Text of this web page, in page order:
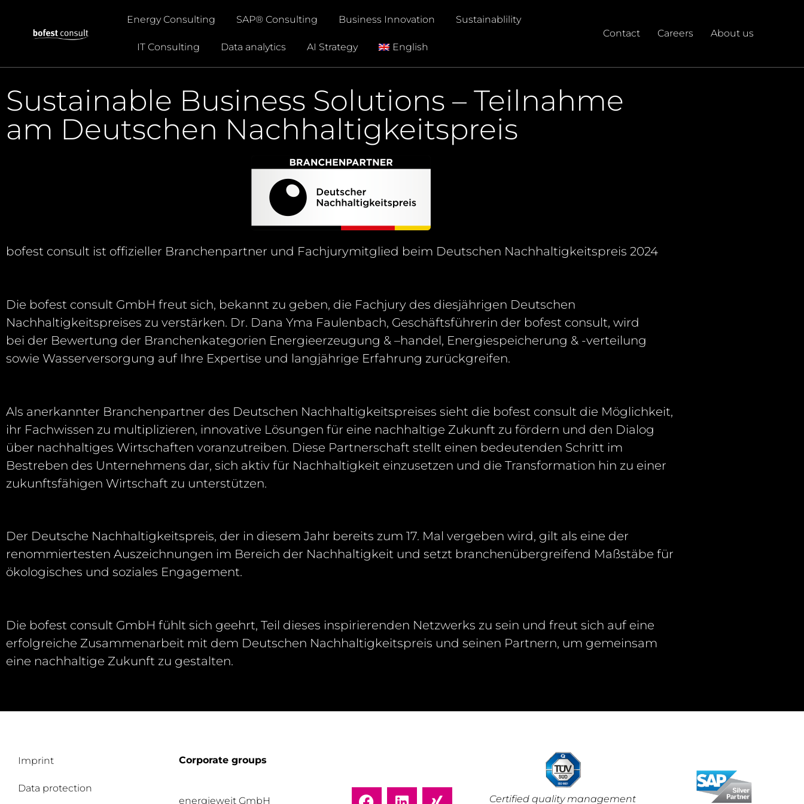
Energy Consulting SAP® Consulting Business Innovation Sustainablility
IT Consulting Data analytics AI Strategy English
Contact Careers About us
Sustainable Business Solutions – Teilnahme
am Deutschen Nachhaltigkeitspreis
bofest consult ist offizieller Branchenpartner und Fachjurymitglied beim Deutschen Nachhaltigkeitspreis 2024
Die bofest consult GmbH freut sich, bekannt zu geben, die Fachjury des diesjährigen Deutschen
Nachhaltigkeitspreises zu verstärken. Dr. Dana Yma Faulenbach, Geschäftsführerin der bofest consult, wird
bei der Bewertung der Branchenkategorien Energieerzeugung & –handel, Energiespeicherung & -verteilung
sowie Wasserversorgung auf Ihre Expertise und langjährige Erfahrung zurückgreifen.
Als anerkannter Branchenpartner des Deutschen Nachhaltigkeitspreises sieht die bofest consult die Möglichkeit,
ihr Fachwissen zu multiplizieren, innovative Lösungen für eine nachhaltige Zukunft zu fördern und den Dialog
über nachhaltiges Wirtschaften voranzutreiben. Diese Partnerschaft stellt einen bedeutenden Schritt im
Bestreben des Unternehmens dar, sich aktiv für Nachhaltigkeit einzusetzen und die Transformation hin zu einer
zukunftsfähigen Wirtschaft zu unterstützen.
Der Deutsche Nachhaltigkeitspreis, der in diesem Jahr bereits zum 17. Mal vergeben wird, gilt als eine der
renommiertesten Auszeichnungen im Bereich der Nachhaltigkeit und setzt branchenübergreifend Maßstäbe für
ökologisches und soziales Engagement.
Die bofest consult GmbH fühlt sich geehrt, Teil dieses inspirierenden Netzwerks zu sein und freut sich auf eine
erfolgreiche Zusammenarbeit mit dem Deutschen Nachhaltigkeitspreis und seinen Partnern, um gemeinsam
eine nachhaltige Zukunft zu gestalten.
Imprint
Data protection
Corporate groups
energieweit GmbH Certified quality management